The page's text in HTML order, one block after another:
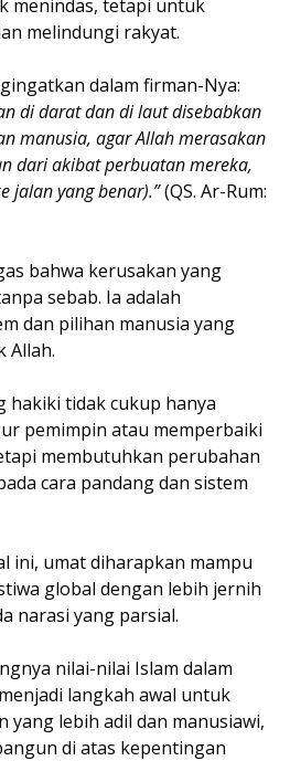
menindas, tetapi untuk
melindungi rakyat.
dalam firman-Nya:
di darat dan di laut disebabkan
manusia, agar Allah merasakan
dari akibat perbuatan mereka,
jalan yang benar).”(QS. Ar-Rum:
bahwa kerusakan yang
sebab. Ia adalah
dan pilihan manusia yang
Allah.
hakiki tidak cukup hanya
pemimpin atau memperbaiki
membutuhkan perubahan
cara pandang dan sistem
ini, umat diharapkan mampu
global dengan lebih jernih
narasi yang parsial.
nilai-nilai Islam dalam
langkah awal untuk
yang lebih adil dan manusiawi,
di atas kepentingan